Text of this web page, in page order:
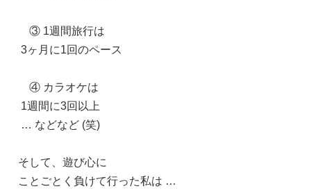
③ 1週間旅行は
3ヶ月に1回のペース
④ カラオケは
1週間に3回以上
… などなど (笑)
そして、遊び心に
ことごとく負けて行った私は …